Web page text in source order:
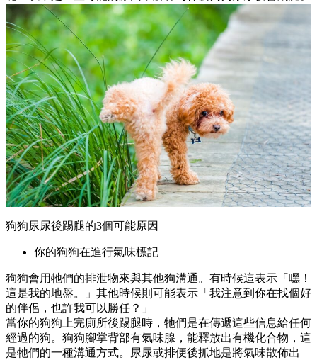
狗狗尿尿後踢腿的3個可能原因
你的狗狗在進行氣味標記
狗狗會用牠們的排泄物來與其他狗溝通。有時候這表示「嘿！
這是我的地盤。」其他時候則可能表示「我注意到你在找個好
的伴侶，也許我可以勝任？」
當你的狗狗上完廁所後踢腿時，牠們是在傳遞這些信息給任何
經過的狗。狗狗腳掌背部有氣味腺，能釋放出有機化合物，這
是牠們的一種溝通方式。尿尿或排便後抓地是將氣味散佈出